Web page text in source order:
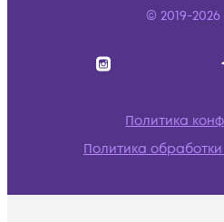
© 2019-
Политика
Политика